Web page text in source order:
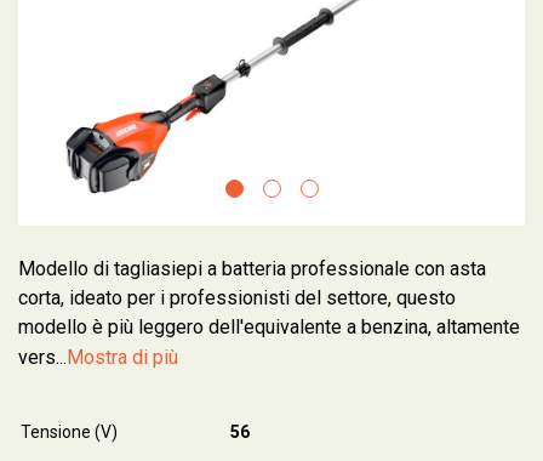
Modello di tagliasiepi a batteria professionale con asta
corta, ideato per i professionisti del settore, questo
modello è più leggero dell'equivalente a benzina, altamente
vers... Mostra di più
Tensione (V) 56